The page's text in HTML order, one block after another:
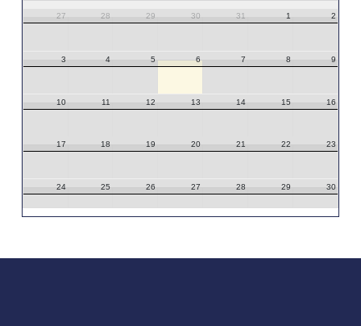
27 28 29 30 31 1 2
3 4 5 6 7 8 9
10 11 12 13 14 15 16
17 18 19 20 21 22 23
24 25 26 27 28 29 30